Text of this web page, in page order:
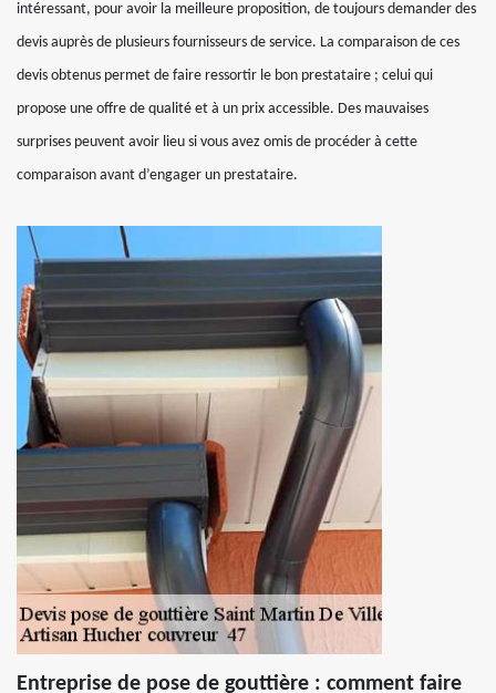
intéressant, pour avoir la meilleure proposition, de toujours demander des
devis auprès de plusieurs fournisseurs de service. La comparaison de ces
devis obtenus permet de faire ressortir le bon prestataire ; celui qui
propose une offre de qualité et à un prix accessible. Des mauvaises
surprises peuvent avoir lieu si vous avez omis de procéder à cette
comparaison avant d’engager un prestataire.
Entreprise de pose de gouttière : comment faire